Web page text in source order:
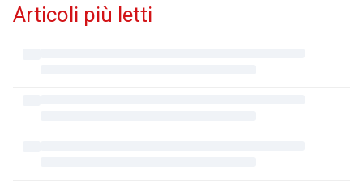
Articoli più letti